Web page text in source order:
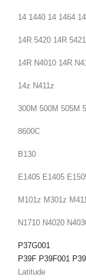
14 1440 14 1464 14
14R 5420 14R
14R N4010 14R
14z N411z
300M 500M 505M
8600C
B130
E1405 E1405
M101z M301z
N1710 N4020
P37G001
P39F P39F001
Latitude